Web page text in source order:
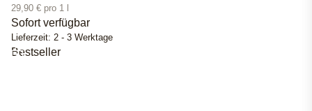
29,90 € pro 1 l
Sofort verfügbar
Lieferzeit: 2 - 3 Werktage
Bestseller